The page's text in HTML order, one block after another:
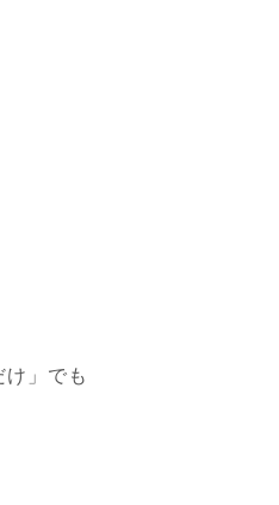
け」でも